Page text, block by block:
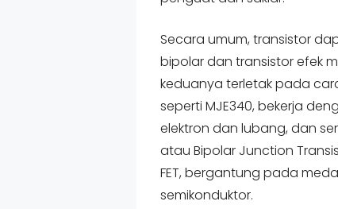
Secara umum, transistor
bipolar dan transistor efek
keduanya terletak pada
seperti MJE340, bekerja
elektron dan lubang, dan
atau Bipolar Junction
FET, bergantung pada
semikonduktor.